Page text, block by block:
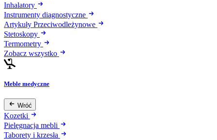
Inhalatory
Instrumenty diagnostyczne
Artykuły Przeciwodleżynowe
Stetoskopy
Termometry
Zobacz wszystko
Meble medyczne
Wróć
Kozetki
Pielęgnacja mebli
Taborety i krzesła